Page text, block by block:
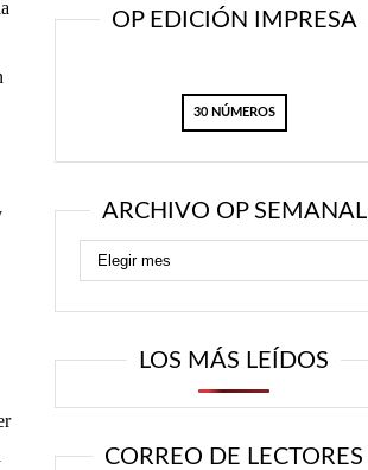
OP EDICIÓN IMPRESA
30 NÚMEROS
ARCHIVO OP SEMANAL
LOS MÁS LEÍDOS
CORREO DE LECTORES